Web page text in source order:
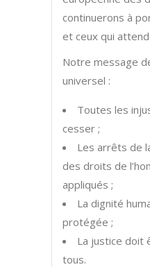
continuerons à
et ceux qui
Notre message
universel :
Toutes les
cesser ;
Les arrêts de
des droits de
appliqués ;
La dignité
protégée ;
La justice doit
tous.